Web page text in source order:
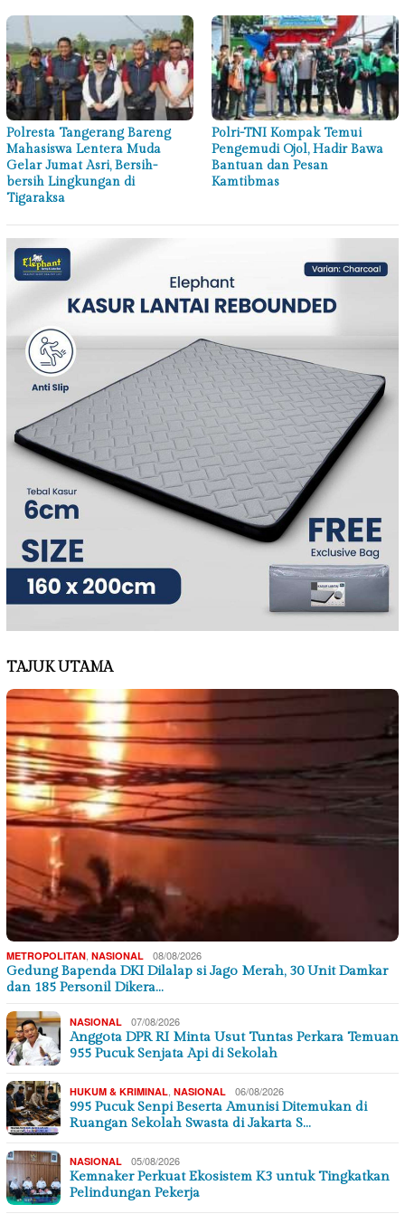
Polresta Tangerang Bareng
Mahasiswa Lentera Muda
Gelar Jumat Asri, Bersih-
bersih Lingkungan di
Tigaraksa
Polri-TNI Kompak Temui
Pengemudi Ojol, Hadir Bawa
Bantuan dan Pesan
Kamtibmas
TAJUK UTAMA
METROPOLITAN NASIONAL 08/08/2026
Gedung Bapenda DKI Dilalap si Jago Merah, 30 Unit Damkar
dan 185 Personil Dikera…
NASIONAL 07/08/2026
Anggota DPR RI Minta Usut Tuntas Perkara Temuan
955 Pucuk Senjata Api di Sekolah
HUKUM & KRIMINAL NASIONAL 06/08/2026
995 Pucuk Senpi Beserta Amunisi Ditemukan di
Ruangan Sekolah Swasta di Jakarta S…
NASIONAL 05/08/2026
Kemnaker Perkuat Ekosistem K3 untuk Tingkatkan
Pelindungan Pekerja